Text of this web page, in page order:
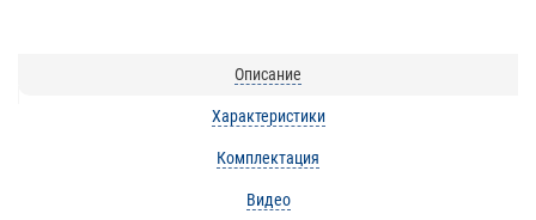
Описание
Характеристики
Комплектация
Видео